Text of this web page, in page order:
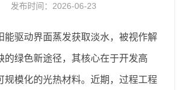
发布时间：2026-06-23
能驱动界面蒸发获取淡水，被视作解
的绿色新途径，其核心在于开发高
规模化的光热材料。近期，过程工程